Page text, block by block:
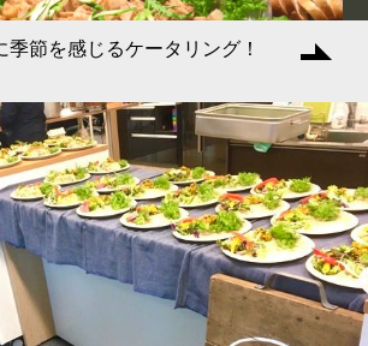
季節を感じるケータリング！